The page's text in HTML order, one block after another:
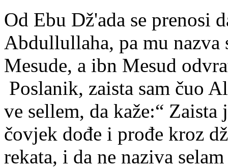
Od Ebu Dž'ada se prenosi
Abdullullaha, pa mu nazva
Mesude, a ibn Mesud
Poslanik, zaista sam čuo
ve sellem, da kaže:“ Zaista
čovjek dođe i prođe kroz
rekata, i da ne naziva